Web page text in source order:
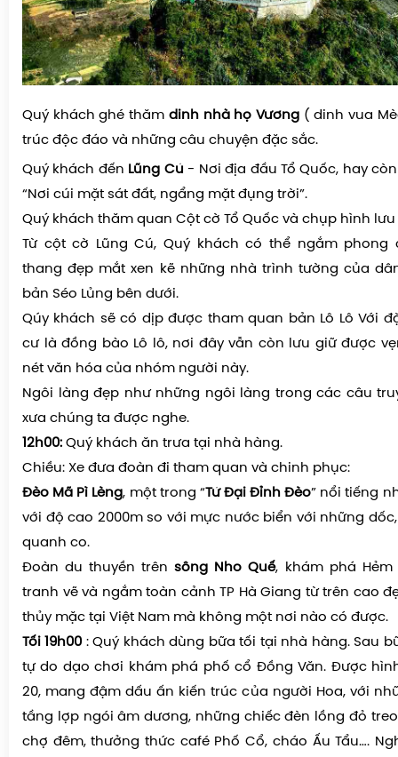
Quý khách ghé thăm dinh nhà họ Vương ( dinh vua
trúc độc đáo và những câu chuyện đặc sắc.
Quý khách đến Lũng Cú - Nơi địa đầu Tổ Quốc, hay
“Nơi cúi mặt sát đất, ngẩng mặt đụng trời”.
Quý khách thăm quan Cột cờ Tổ Quốc và chụp hình
Từ cột cờ Lũng Cú, Quý khách có thể ngắm phong
thang đẹp mắt xen kẽ những nhà trình tường của
bản Séo Lủng bên dưới.
Qúy khách sẽ có dịp được tham quan bản Lô Lô Với
cư là đồng bào Lô lô, nơi đây vẫn còn lưu giữ được
nét văn hóa của nhóm người này.
Ngôi làng đẹp như những ngôi làng trong các câu
xưa chúng ta được nghe.
12h00: Quý khách ăn trưa tại nhà hàng.
Chiều: Xe đưa đoàn đi tham quan và chinh phục:
Đèo Mã Pì Lèng, một trong “Tứ Đại Đỉnh Đèo” nổi tiếng
với độ cao 2000m so với mực nước biển với những
quanh co.
Đoàn du thuyền trênsông Nho Quế, khám phá
tranh vẽ và ngắm toàn cảnh TP Hà Giang từ trên cao
thủy mặc tại Việt Nam mà không một nơi nào có được.
Tối 19h00 : Quý khách dùng bữa tối tại nhà hàng. Sau
tự do dạo chơi khám phá phố cổ Đồng Văn. Được
20, mang đậm dấu ấn kiến trúc của người Hoa, với
tầng lợp ngói âm dương, những chiếc đèn lồng đỏ
chợ đêm, thưởng thức café Phố Cổ, cháo Ấu Tẩu….